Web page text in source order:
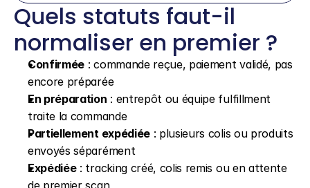
Quels statuts faut-il
normaliser en premier ?
Confirmée : commande reçue, paiement validé, pas
encore préparée
En préparation : entrepôt ou équipe fulfillment
traite la commande
Partiellement expédiée : plusieurs colis ou produits
envoyés séparément
Expédiée : tracking créé, colis remis ou en attente
de premier scan